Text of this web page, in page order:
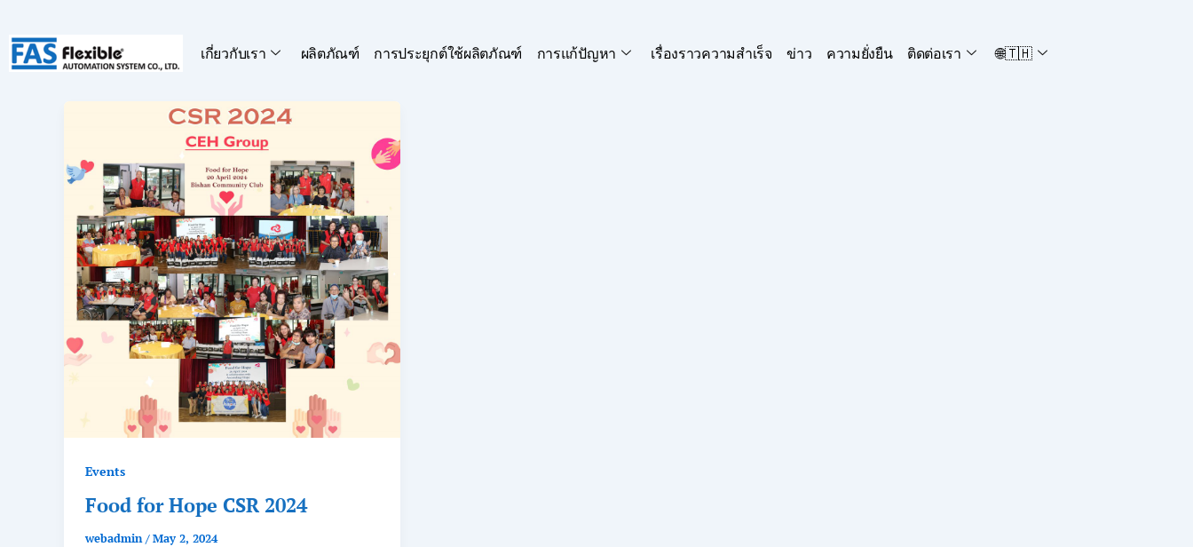
to
content
เกี่ยวกับเรา ผลิตภัณฑ์ การประยุกต์ใช้ผลิตภัณฑ์ การแก้ปัญหา เรื่องราวความสำเร็จ ข่าว ความยั่งยืน ติดต่อเรา 🌐🇹🇭
Events
Food for Hope CSR 2024
webadmin/May 2, 2024